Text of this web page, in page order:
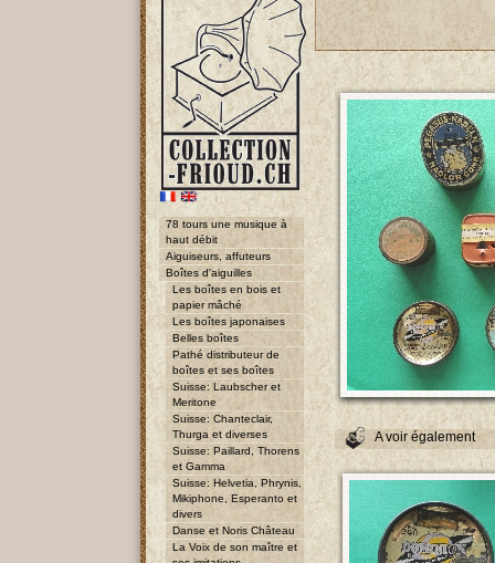
78 tours une musique à
haut débit
Aiguiseurs, affuteurs
Boîtes d'aiguilles
Les boîtes en bois et
papier mâché
Les boîtes japonaises
Belles boîtes
Pathé distributeur de
boîtes et ses boîtes
Suisse: Laubscher et
Meritone
Suisse: Chanteclair,
Thurga et diverses
Suisse: Paillard, Thorens
et Gamma
Suisse: Helvetia, Phrynis,
Mikiphone, Esperanto et
divers
Danse et Noris Château
La Voix de son maître et
A voir également